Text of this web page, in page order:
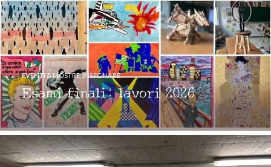
Esami finali: lavori 2026
EVENTI & MOSTRE,INSEGNARE